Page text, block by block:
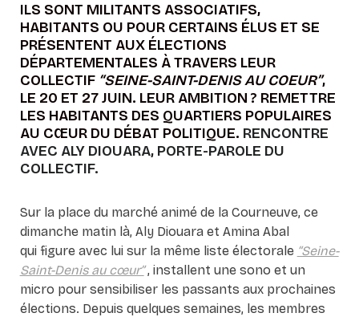
ILS SONT MILITANTS ASSOCIATIFS,
HABITANTS OU POUR CERTAINS ÉLUS ET SE
PRÉSENTENT AUX ÉLECTIONS
DÉPARTEMENTALES À TRAVERS LEUR
COLLECTIF “SEINE-SAINT-DENIS AU COEUR”,
LE 20 ET 27 JUIN. LEUR AMBITION ? REMETTRE
LES HABITANTS DES QUARTIERS POPULAIRES
AU CŒUR DU DÉBAT POLITIQUE. RENCONTRE
AVEC ALY DIOUARA, PORTE-PAROLE DU
COLLECTIF.
Sur la place du marché animé de la Courneuve, ce
dimanche matin là, Aly Diouara et Amina Abal
qui figure avec lui sur la même liste électorale “Seine-
Saint-Denis au cœur”, installent une sono et un
micro pour sensibiliser les passants aux prochaines
élections. Depuis quelques semaines, les membres